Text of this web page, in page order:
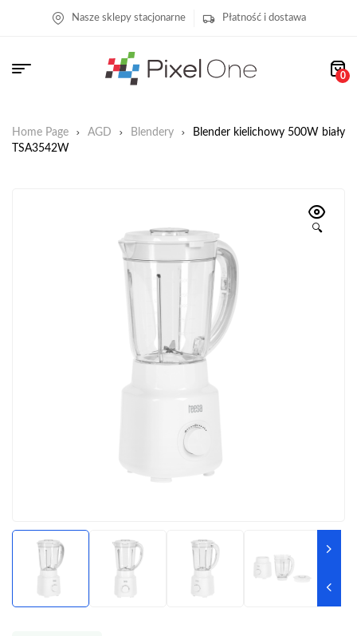
Nasze sklepy stacjonarne Płatność i dostawa
0
Home Page AGD Blendery
Blender kielichowy 500W biały
TSA3542W
🔍